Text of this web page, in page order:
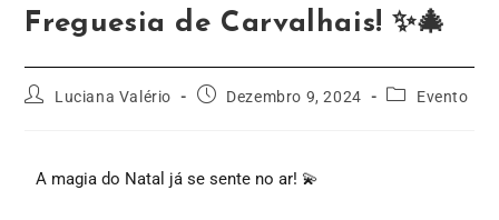
Freguesia de Carvalhais! ✨🎄
Luciana Valério Dezembro 9, 2024 Evento
A magia do Natal já se sente no ar! 💫